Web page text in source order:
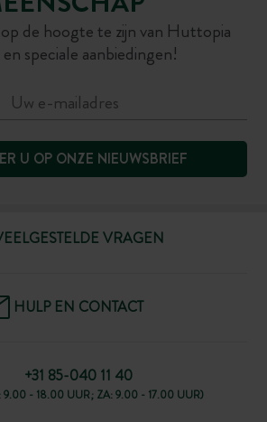
de hoogte te zijn van Huttopia
speciale aanbiedingen!
U OP ONZE NIEUWSBRIEF
VRAGEN
HULP EN CONTACT
+31 85-040 11 40
9.00 - 18.00 UUR; ZA: 9.00 - 17.00 UUR)